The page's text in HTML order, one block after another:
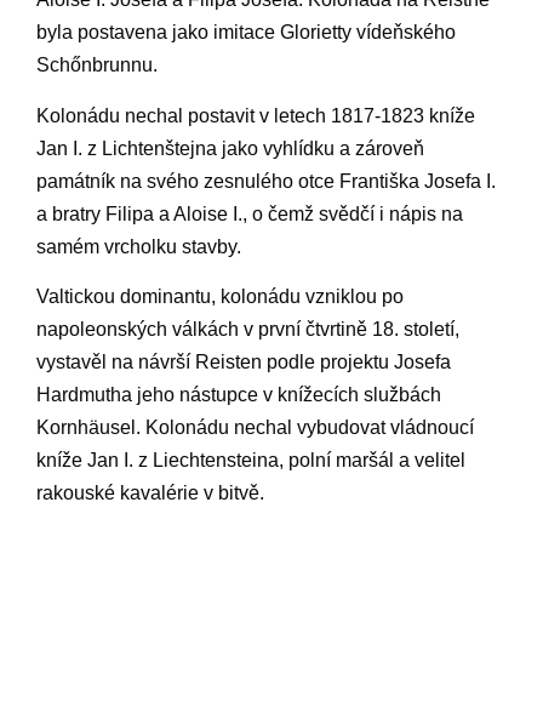
byla postavena jako imitace Glorietty vídeňského
Schőnbrunnu.
Kolonádu nechal postavit v letech 1817-1823 kníže
Jan I. z Lichtenštejna jako vyhlídku a zároveň
památník na svého zesnulého otce Františka Josefa I.
a bratry Filipa a Aloise I., o čemž svědčí i nápis na
samém vrcholku stavby.
Valtickou dominantu, kolonádu vzniklou po
napoleonských válkách v první čtvrtině 18. století,
vystavěl na návrší Reisten podle projektu Josefa
Hardmutha jeho nástupce v knížecích službách
Kornhäusel. Kolonádu nechal vybudovat vládnoucí
kníže Jan I. z Liechtensteina, polní maršál a velitel
rakouské kavalérie v bitvě.